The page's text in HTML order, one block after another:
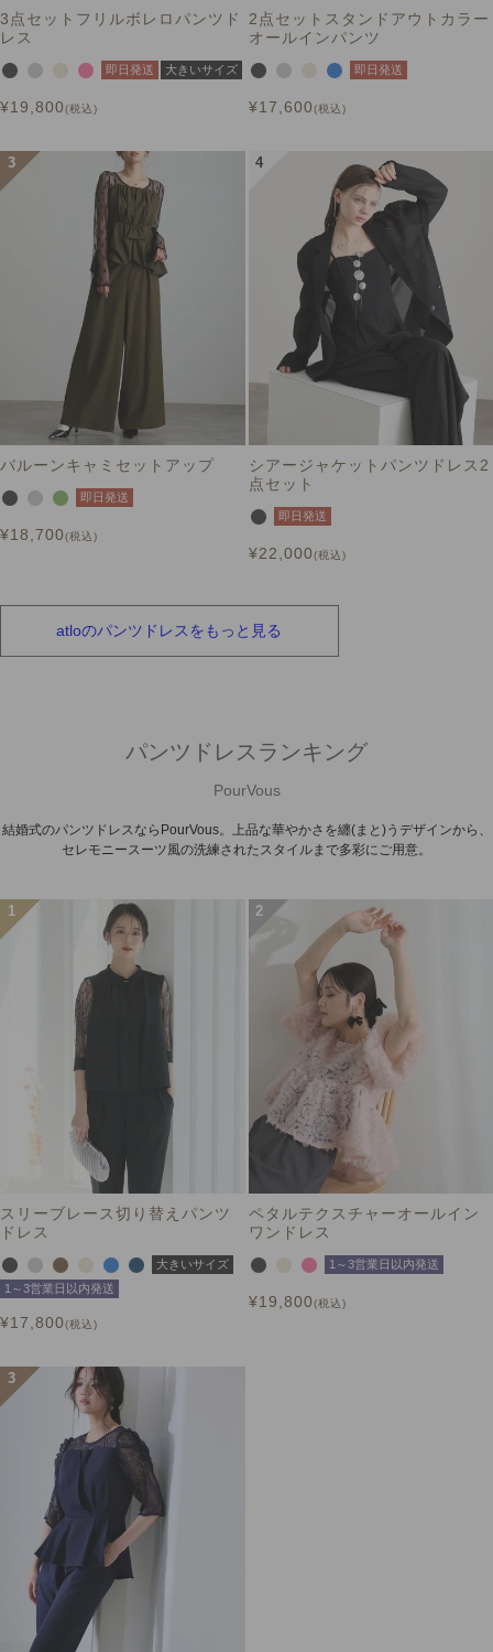
3点セットフリルボレロパンツド
レス
即日発送 大きいサイズ
¥19,800 税込
2点セットスタンドアウトカラー
オールインパンツ
即日発送
¥17,600 税込
バルーンキャミセットアップ
即日発送
¥18,700 税込
シアージャケットパンツドレス2
点セット
即日発送
¥22,000 税込
atloのパンツドレスをもっと見る
パンツドレスランキング
PourVous
結婚式のパンツドレスならPourVous。上品な華やかさを纏(まと)うデザインから、
セレモニースーツ風の洗練されたスタイルまで多彩にご用意。
スリーブレース切り替えパンツ
ドレス
大きいサイズ
1～3営業日以内発送
¥17,800 税込
ペタルテクスチャーオールイン
ワンドレス
1～3営業日以内発送
¥19,800 税込